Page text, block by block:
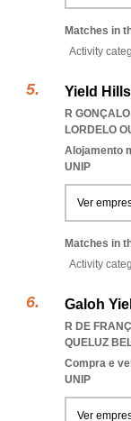
Matches in
Activity
Yield
R
LORDELO
Alojamento
UNIP
Ver
Matches in
Activity
Galoh
R DE
QUELUZ
Compra e
UNIP
Ver